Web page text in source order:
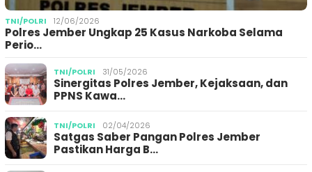
TNI/POLRI 12/06/2026
Polres Jember Ungkap 25 Kasus Narkoba Selama
Perio…
TNI/POLRI 31/05/2026
Sinergitas Polres Jember, Kejaksaan, dan
PPNS Kawa…
TNI/POLRI 02/04/2026
Satgas Saber Pangan Polres Jember
Pastikan Harga B…